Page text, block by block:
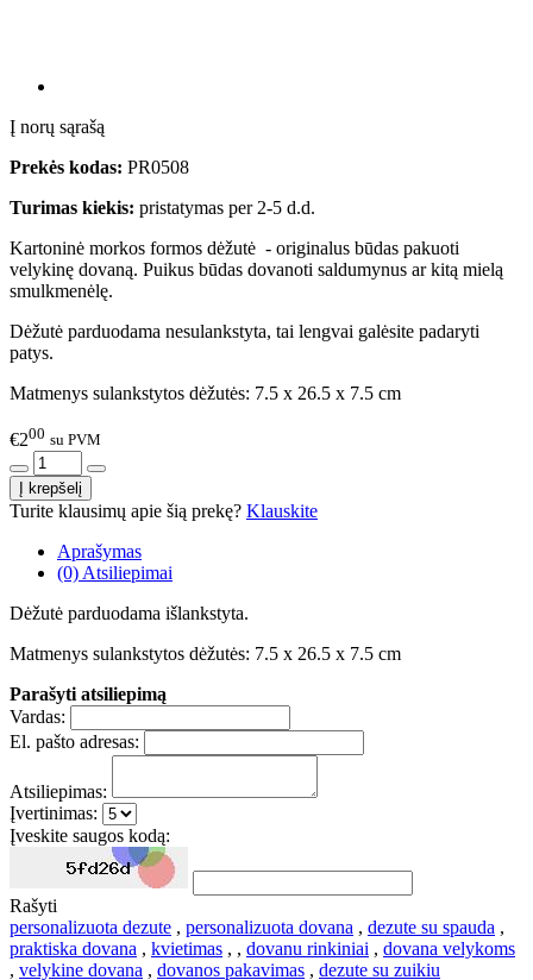
Į norų sąrašą
Prekės kodas: PR0508
Turimas kiekis: pristatymas per 2-5 d.d.
Kartoninė morkos formos dėžutė - originalus būdas pakuoti
velykinę dovaną. Puikus būdas dovanoti saldumynus ar kitą mielą
smulkmenėlę.
Dėžutė parduodama nesulankstyta, tai lengvai galėsite padaryti
patys.
Matmenys sulankstytos dėžutės: 7.5 x 26.5 x 7.5 cm
€200 su PVM
Turite klausimų apie šią prekę? Klauskite
Aprašymas
(0) Atsiliepimai
Dėžutė parduodama išlankstyta.
Matmenys sulankstytos dėžutės: 7.5 x 26.5 x 7.5 cm
Parašyti atsiliepimą
Vardas:
El. pašto adresas:
Atsiliepimas:
Įvertinimas:
Įveskite saugos kodą:
Rašyti
personalizuota dezute , personalizuota dovana , dezute su spauda ,
praktiska dovana , kvietimas , , dovanu rinkiniai , dovana velykoms
, velykine dovana , dovanos pakavimas , dezute su zuikiu